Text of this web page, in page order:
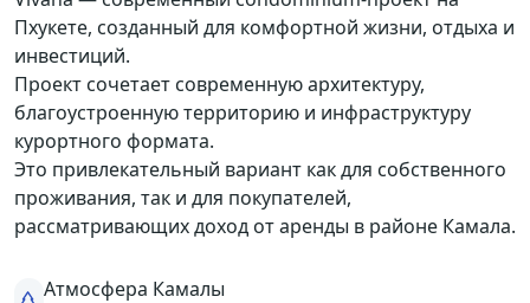
Пхукете, созданный для комфортной жизни, отдыха и
инвестиций.
Проект сочетает современную архитектуру,
благоустроенную территорию и инфраструктуру
курортного формата.
Это привлекательный вариант как для собственного
проживания, так и для покупателей,
рассматривающих доход от аренды в районе Камала.
Атмосфера Камалы